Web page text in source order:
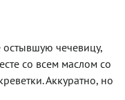
остывшую чечевицу,
со всем маслом со
Аккуратно, но